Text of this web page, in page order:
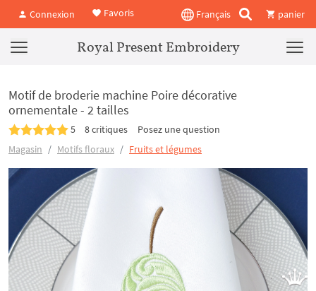
Connexion Favoris Français panier
Royal Present Embroidery
Motif de broderie machine Poire décorative
ornementale - 2 tailles
5 8 critiques
Posez une question
Magasin
Motifs floraux Fruits et légumes